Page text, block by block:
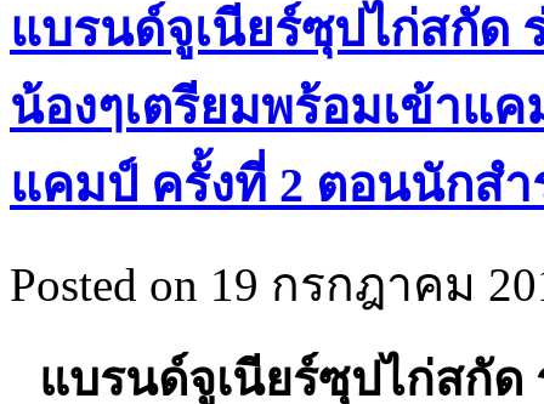
แบรนด์จูเนียร์ซุปไก่สกัด
น้องๆเตรียมพร้อมเข้าแ
แคมป์ ครั้งที่ 2 ตอนนักส
Posted on 19 กรกฎาคม
แบรนด์จูเนียร์ซุปไก่สกัด